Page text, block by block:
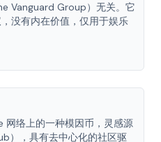
Vanguard Group）无关。它
没有内在价值，仅用于娱乐
网络上的一种模因币，灵感源
），具有去中心化的社区驱